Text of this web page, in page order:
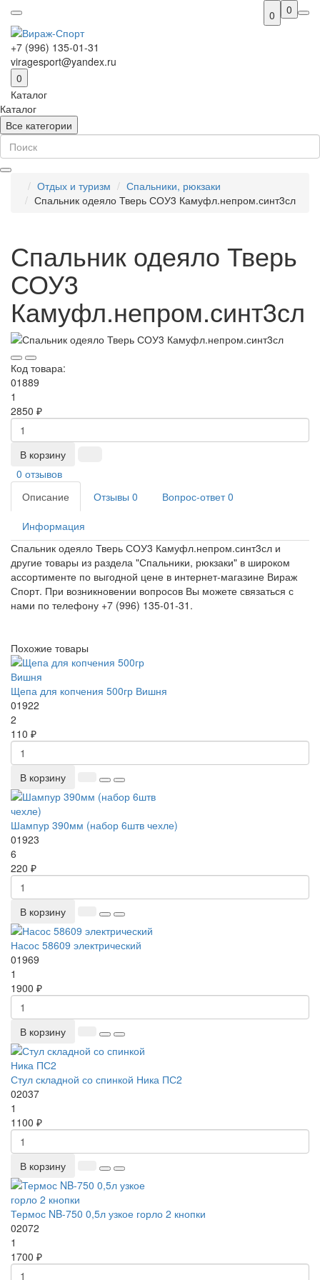
0
0
+7 (996) 135-01-31
viragesport@yandex.ru
0
Каталог
Каталог
Все категории
Отдых и туризм
Спальники, рюкзаки
Спальник одеяло Тверь СОУ3 Камуфл.непром.синт3сл
Спальник одеяло Тверь
СОУ3
Камуфл.непром.синт3сл
Код товара:
01889
1
2850 ₽
В корзину
0 отзывов
Описание
Отзывы 0 Вопрос-ответ0
Информация
Спальник одеяло Тверь СОУ3 Камуфл.непром.синт3сл и
другие товары из раздела "Спальники, рюкзаки" в широком
ассортименте по выгодной цене в интернет-магазине Вираж
Спорт. При возникновении вопросов Вы можете связаться с
нами по телефону +7 (996) 135-01-31.
Похожие товары
Щепа для копчения 500гр Вишня
01922
2
110 ₽
В корзину
Шампур 390мм (набор 6штв чехле)
01923
6
220 ₽
В корзину
Насос 58609 электрический
01969
1
1900 ₽
В корзину
Стул складной со спинкой Ника ПС2
02037
1
1100 ₽
В корзину
Термос NB-750 0,5л узкое горло 2 кнопки
02072
1
1700 ₽